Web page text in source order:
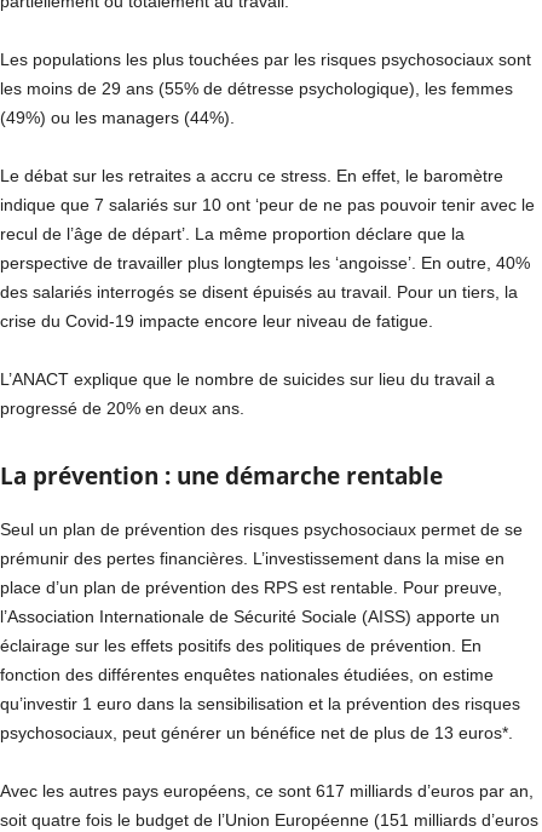
Les populations les plus touchées par les risques psychosociaux sont
les moins de 29 ans (55% de détresse psychologique), les femmes
(49%) ou les managers (44%).
Le débat sur les retraites a accru ce stress. En effet, le baromètre
indique que 7 salariés sur 10 ont ‘peur de ne pas pouvoir tenir avec le
recul de l’âge de départ’. La même proportion déclare que la
perspective de travailler plus longtemps les ‘angoisse’. En outre, 40%
des salariés interrogés se disent épuisés au travail. Pour un tiers, la
crise du Covid-19 impacte encore leur niveau de fatigue.
L’ANACT explique que le nombre de suicides sur lieu du travail a
progressé de 20% en deux ans.
La prévention : une démarche rentable
Seul un plan de prévention des risques psychosociaux permet de se
prémunir des pertes financières. L’investissement dans la mise en
place d’un plan de prévention des RPS est rentable. Pour preuve,
l’Association Internationale de Sécurité Sociale (AISS) apporte un
éclairage sur les effets positifs des politiques de prévention. En
fonction des différentes enquêtes nationales étudiées, on estime
qu’investir 1 euro dans la sensibilisation et la prévention des risques
psychosociaux, peut générer un bénéfice net de plus de 13 euros*.
Avec les autres pays européens, ce sont 617 milliards d’euros par an,
soit quatre fois le budget de l’Union Européenne (151 milliards d’euros